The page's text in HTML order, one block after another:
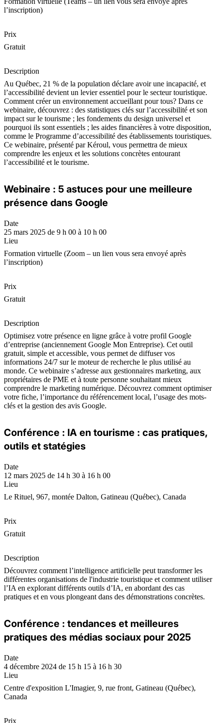
l’inscription)
Prix
Gratuit
Description
Au Québec, 21 % de la population déclare avoir une incapacité, et
l’accessibilité devient un levier essentiel pour le secteur touristique.
Comment créer un environnement accueillant pour tous? Dans ce
webinaire, découvrez : des statistiques clés sur l’accessibilité et son
impact sur le tourisme ; les fondements du design universel et
pourquoi ils sont essentiels ; les aides financières à votre disposition,
comme le Programme d’accessibilité des établissements touristiques.
Ce webinaire, présenté par Kéroul, vous permettra de mieux
comprendre les enjeux et les solutions concrètes entourant
l’accessibilité et le tourisme.
Webinaire : 5 astuces pour une meilleure
présence dans Google
Date
25 mars 2025 de 9 h 00 à 10 h 00
Lieu
Formation virtuelle (Zoom – un lien vous sera envoyé après
l’inscription)
Prix
Gratuit
Description
Optimisez votre présence en ligne grâce à votre profil Google
d’entreprise (anciennement Google Mon Entreprise). Cet outil
gratuit, simple et accessible, vous permet de diffuser vos
informations 24/7 sur le moteur de recherche le plus utilisé au
monde. Ce webinaire s’adresse aux gestionnaires marketing, aux
propriétaires de PME et à toute personne souhaitant mieux
comprendre le marketing numérique. Découvrez comment optimiser
votre fiche, l’importance du référencement local, l’usage des mots-
clés et la gestion des avis Google.
Conférence : IA en tourisme : cas pratiques,
outils et statégies
Date
12 mars 2025 de 14 h 30 à 16 h 00
Lieu
Le Rituel, 967, montée Dalton, Gatineau (Québec), Canada
Prix
Gratuit
Description
Découvrez comment l’intelligence artificielle peut transformer les
différentes organisations de l'industrie touristique et comment utiliser
l’IA en explorant différents outils d’IA, en abordant des cas
pratiques et en vous plongeant dans des démonstrations concrètes.
Conférence : tendances et meilleures
pratiques des médias sociaux pour 2025
Date
4 décembre 2024 de 15 h 15 à 16 h 30
Lieu
Centre d'exposition L'Imagier, 9, rue front, Gatineau (Québec),
Canada
Prix